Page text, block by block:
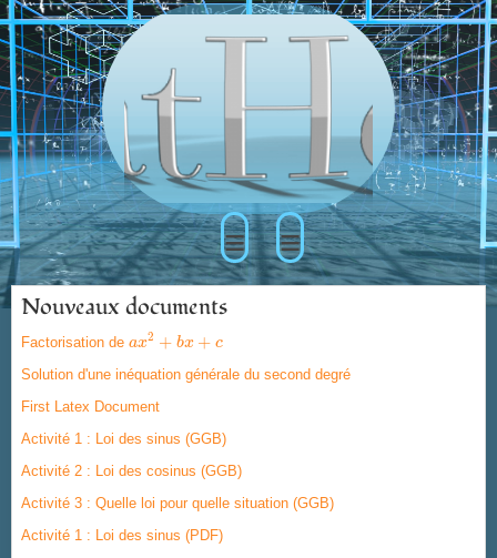
≡ ≡
Nouveaux documents
Factorisation de ax2 + bx + c
ax2+bx +c
Solution d'une inéquation générale du second degré
First Latex Document
Activité 1 : Loi des sinus (GGB)
Activité 2 : Loi des cosinus (GGB)
Activité 3 : Quelle loi pour quelle situation (GGB)
Activité 1 : Loi des sinus (PDF)